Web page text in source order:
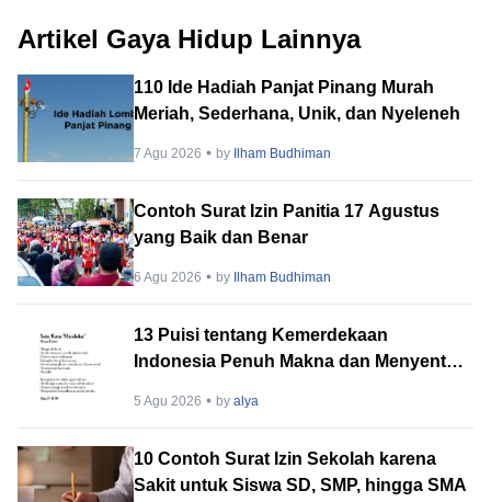
Artikel Gaya Hidup Lainnya
110 Ide Hadiah Panjat Pinang Murah
Meriah, Sederhana, Unik, dan Nyeleneh
7 Agu 2026 by Ilham Budhiman
Contoh Surat Izin Panitia 17 Agustus
yang Baik dan Benar
6 Agu 2026 by Ilham Budhiman
13 Puisi tentang Kemerdekaan
Indonesia Penuh Makna dan Menyentuh
5 Agu 2026 byalya
10 Contoh Surat Izin Sekolah karena
Sakit untuk Siswa SD, SMP, hingga SMA